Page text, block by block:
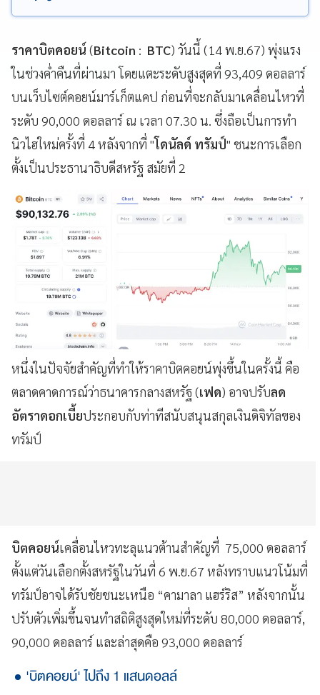
ราคาบิตคอยน์ (Bitcoin : BTC) วันนี้ (14 พ.ย.67) พุ่งแรง
ในช่วงค่ำคืนที่ผ่านมา โดยแตะระดับสูงสุดที่ 93,409 ดอลลาร์
บนเว็บไซต์คอยน์มาร์เก็ตแคป ก่อนที่จะกลับมาเคลื่อนไหวที่
ระดับ 90,000 ดอลลาร์ ณ เวลา 07.30 น. ซึ่งถือเป็นการทำ
นิวไฮใหม่ครั้งที่ 4 หลังจากที่ "โดนัลด์ ทรัมป์" ชนะการเลือก
ตั้งเป็นประธานาธิบดีสหรัฐ สมัยที่ 2
หนึ่งในปัจจัยสำคัญที่ทำให้ราคาบิตคอยน์พุ่งขึ้นในครั้งนี้ คือ
ตลาดคาดการณ์ว่าธนาคารกลางสหรัฐ (เฟด) อาจปรับลด
อัตราดอกเบี้ยประกอบกับท่าทีสนับสนุนสกุลเงินดิจิทัลของ
ทรัมป์
บิตคอยน์เคลื่อนไหวทะลุแนวต้านสำคัญที่ 75,000 ดอลลาร์
ตั้งแต่วันเลือกตั้งสหรัฐในวันที่ 6 พ.ย.67 หลังทราบแนวโน้มที่
ทรัมป์อาจได้รับชัยชนะเหนือ “คามาลา แฮร์ริส” หลังจากนั้น
ปรับตัวเพิ่มขึ้นจนทำสถิติสูงสุดใหม่ที่ระดับ 80,000 ดอลลาร์,
90,000 ดอลลาร์ และล่าสุดคือ 93,000 ดอลลาร์
'บิตคอยน์' ไปถึง 1 แสนดอลล์